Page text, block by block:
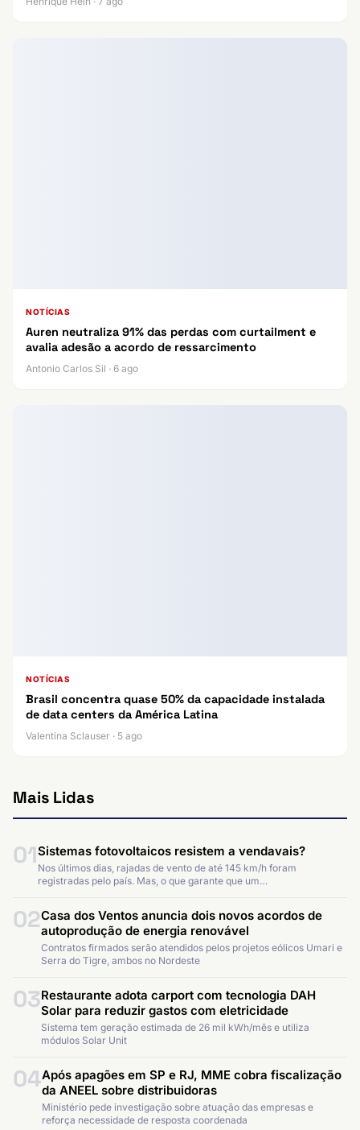
NOTÍCIAS
Auren neutraliza 91% das perdas com curtailment e
avalia adesão a acordo de ressarcimento
Antonio Carlos Sil · 6 ago
NOTÍCIAS
Brasil concentra quase 50% da capacidade instalada
de data centers da América Latina
Valentina Sclauser · 5 ago
Mais Lidas
01Sistemas fotovoltaicos resistem a vendavais?
Nos últimos dias, rajadas de vento de até 145 km/h foram
registradas pelo país. Mas, o que garante que um…
02Casa dos Ventos anuncia dois novos acordos de
autoprodução de energia renovável
Contratos firmados serão atendidos pelos projetos eólicos Umari e
Serra do Tigre, ambos no Nordeste
03Restaurante adota carport com tecnologia DAH
Solar para reduzir gastos com eletricidade
Sistema tem geração estimada de 26 mil kWh/mês e utiliza
módulos Solar Unit
04Após apagões em SP e RJ, MME cobra fiscalização
da ANEEL sobre distribuidoras
Ministério pede investigação sobre atuação das empresas e
reforça necessidade de resposta coordenada